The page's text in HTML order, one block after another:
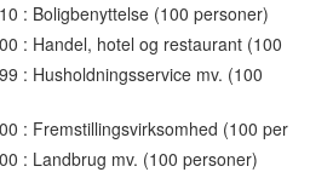
: Boligbenyttelse (100 personer)
: Handel, hotel og restaurant (100
: Husholdningsservice mv. (100
: Fremstillingsvirksomhed (100 per
: Landbrug mv. (100 personer)